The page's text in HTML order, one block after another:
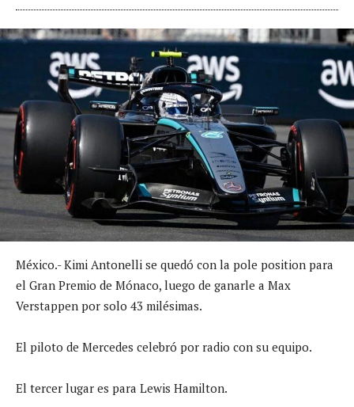
México.- Kimi Antonelli se quedó con la pole position para
el Gran Premio de Mónaco, luego de ganarle a Max
Verstappen por solo 43 milésimas.
El piloto de Mercedes celebró por radio con su equipo.
El tercer lugar es para Lewis Hamilton.